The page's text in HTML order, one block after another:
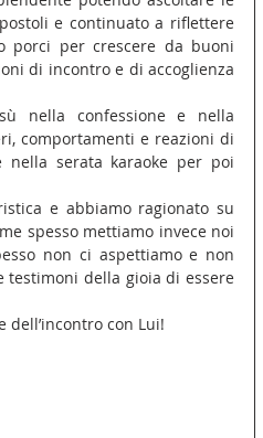
e continuato a riflettere
porci per crescere da buoni
di incontro e di accoglienza
nella confessione e nella
comportamenti e reazioni di
serata karaoke per poi
e abbiamo ragionato su
spesso mettiamo invece noi
non ci aspettiamo e non
testimoni della gioia di essere
con Lui!